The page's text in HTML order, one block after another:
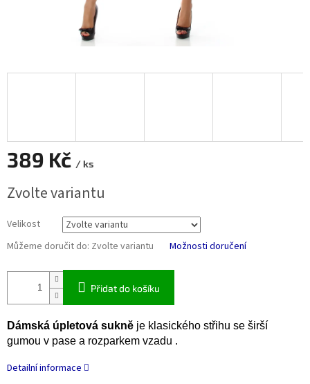
389 Kč / ks
cena:
Zvolte variantu
Velikost
Můžeme doručit do: Zvolte variantu Možnosti doručení
Přidat do košíku
Dámská úpletová sukně je klasického střihu se širší
gumou v pase a rozparkem vzadu .
Detailní informace